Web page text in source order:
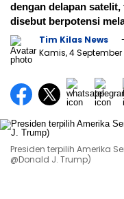
dengan delapan
disebut berpotensi
Tim Kilas News
Kamis, 4 September
Presiden terpilih Amerika
@Donald J. Trump)